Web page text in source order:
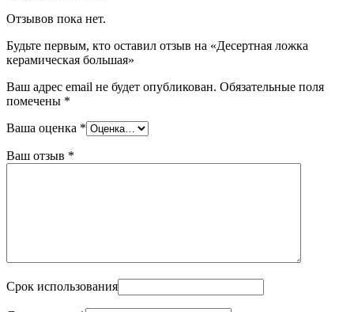
Отзывов пока нет.
Будьте первым, кто оставил отзыв на «Десертная ложка
керамическая большая»
Ваш адрес email не будет опубликован. Обязательные поля
помечены *
Ваша оценка *
Ваш отзыв *
Срок использования